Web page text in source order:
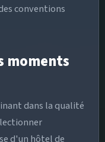
conventions
moments
dans la qualité
d'un hôtel de